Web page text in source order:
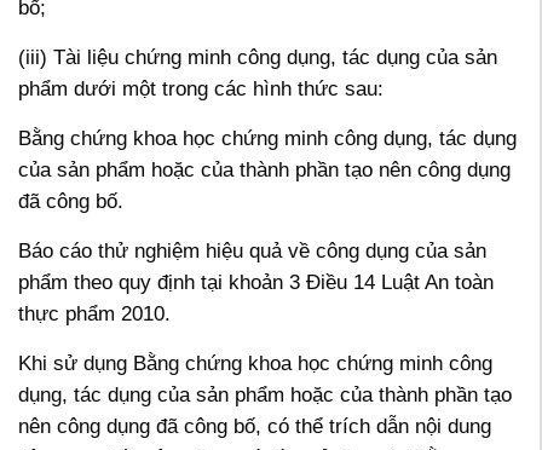
bố;
(iii) Tài liệu chứng minh công dụng, tác dụng của sản
phẩm dưới một trong các hình thức sau:
Bằng chứng khoa học chứng minh công dụng, tác dụng
của sản phẩm hoặc của thành phần tạo nên công dụng
đã công bố.
Báo cáo thử nghiệm hiệu quả về công dụng của sản
phẩm theo quy định tại khoản 3 Điều 14 Luật An toàn
thực phẩm 2010.
Khi sử dụng Bằng chứng khoa học chứng minh công
dụng, tác dụng của sản phẩm hoặc của thành phần tạo
nên công dụng đã công bố, có thể trích dẫn nội dung